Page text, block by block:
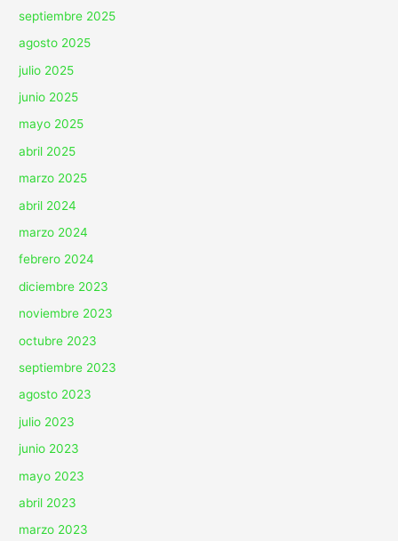
septiembre 2025
agosto 2025
julio 2025
junio 2025
mayo 2025
abril 2025
marzo 2025
abril 2024
marzo 2024
febrero 2024
diciembre 2023
noviembre 2023
octubre 2023
septiembre 2023
agosto 2023
julio 2023
junio 2023
mayo 2023
abril 2023
marzo 2023